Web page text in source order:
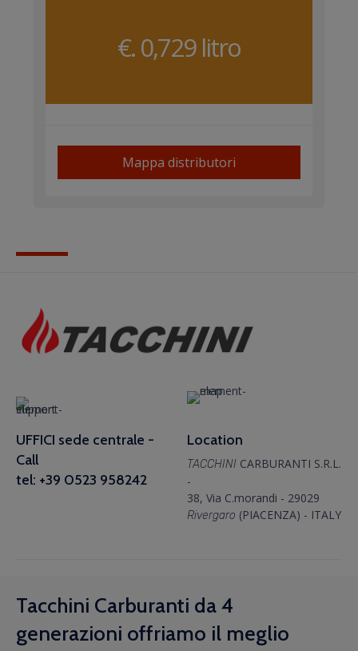
€. 0,729 litro
Mappa distributori
UFFICI sede centrale -
Call
tel: +39 0523 958242
Location
TACCHINI CARBURANTI S.R.L.
-
38, Via C.morandi - 29029
Rivergaro (PIACENZA) - ITALY
Tacchini Carburanti da 4
generazioni offriamo il meglio